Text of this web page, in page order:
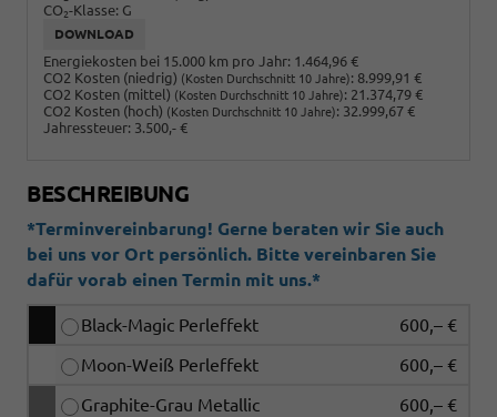
CO2-Klasse: G
DOWNLOAD
Energiekosten bei 15.000 km pro Jahr: 1.464,96 €
CO2 Kosten (niedrig) (Kosten Durchschnitt 10 Jahre): 8.999,91 €
CO2 Kosten (mittel) (Kosten Durchschnitt 10 Jahre): 21.374,79 €
CO2 Kosten (hoch) (Kosten Durchschnitt 10 Jahre): 32.999,67 €
Jahressteuer: 3.500,- €
BESCHREIBUNG
*Terminvereinbarung! Gerne beraten wir Sie auch
bei uns vor Ort persönlich. Bitte vereinbaren Sie
dafür vorab einen Termin mit uns.*
Black-Magic Perleffekt
600,– €
Moon-Weiß Perleffekt
600,– €
Graphite-Grau Metallic
600,– €